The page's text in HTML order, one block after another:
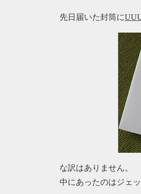
先日届いた封筒に
な訳はありません。
中にあったのはジェ